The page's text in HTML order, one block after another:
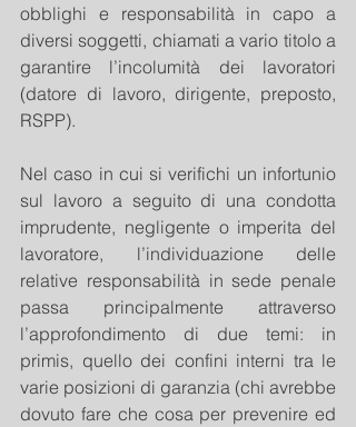
obblighi e responsabilità in capo a
diversi soggetti, chiamati a vario titolo a
garantire l’incolumità dei lavoratori
(datore di lavoro, dirigente, preposto,
RSPP).
Nel caso in cui si verifichi un infortunio
sul lavoro a seguito di una condotta
imprudente, negligente o imperita del
lavoratore, l’individuazione delle
relative responsabilità in sede penale
passa principalmente attraverso
l’approfondimento di due temi: in
primis, quello dei confini interni tra le
varie posizioni di garanzia (chi avrebbe
dovuto fare che cosa per prevenire ed